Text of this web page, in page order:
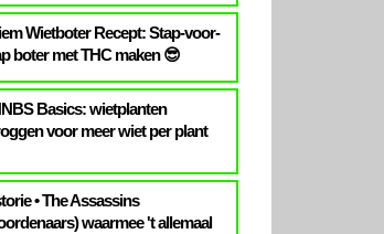
Wietboter Recept: Stap-voor-
boter met THC maken 😎
Basics: wietplanten
voor meer wiet per plant
• The Assassins
waarmee 't allemaal